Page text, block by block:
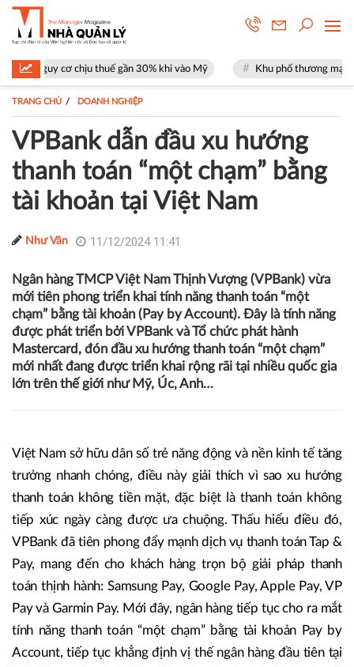
chịu thuế gần 30% khi vào Mỹ Khu phố thương mại SOHO tại The
TRANG CHỦ DOANH NGHIỆP
VPBank dẫn đầu xu hướng
thanh toán “một chạm” bằng
tài khoản tại Việt Nam
Như Vân 11/12/2024 11:41
Ngân hàng TMCP Việt Nam Thịnh Vượng (VPBank) vừa
mới tiên phong triển khai tính năng thanh toán “một
chạm” bằng tài khoản (Pay by Account). Đây là tính năng
được phát triển bởi VPBank và Tổ chức phát hành
Mastercard, đón đầu xu hướng thanh toán “một chạm”
mới nhất đang được triển khai rộng rãi tại nhiều quốc gia
lớn trên thế giới như Mỹ, Úc, Anh…
Việt Nam sở hữu dân số trẻ năng động và nền kinh tế tăng
trưởng nhanh chóng, điều này giải thích vì sao xu hướng
thanh toán không tiền mặt, đặc biệt là thanh toán không
tiếp xúc ngày càng được ưa chuộng. Thấu hiểu điều đó,
VPBank đã tiên phong đẩy mạnh dịch vụ thanh toán Tap &
Pay, mang đến cho khách hàng trọn bộ giải pháp thanh
toán thịnh hành: Samsung Pay, Google Pay, Apple Pay, VP
Pay và Garmin Pay. Mới đây, ngân hàng tiếp tục cho ra mắt
tính năng thanh toán “một chạm” bằng tài khoản Pay by
Account, tiếp tục khẳng định vị thế ngân hàng đầu tiên tại